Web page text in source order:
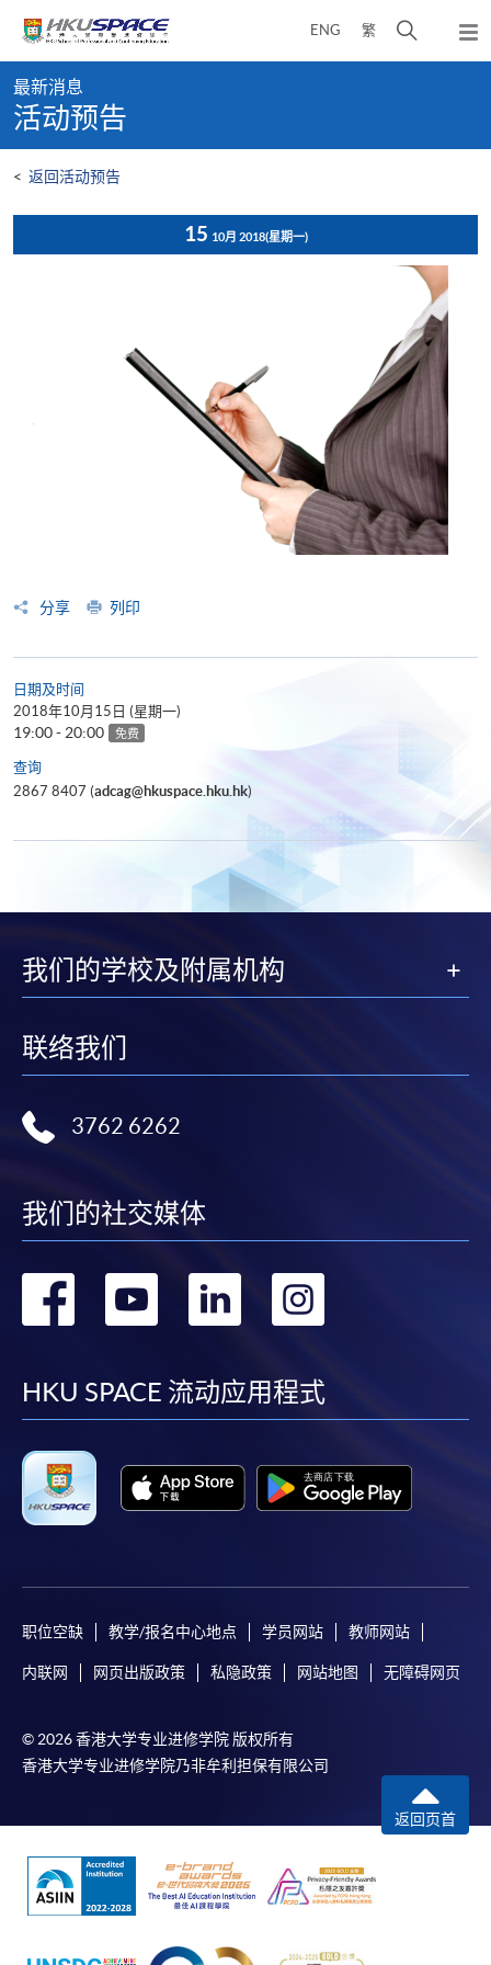
content
ENG 繁
开
弹
出
content
start
最新消息
活动预告
< 返回活动预告
15 10月 2018(星期一)
分享 列印
日期及时间
2018年10月15日 (星期一)
19:00 - 20:00 免费
查询
2867 8407 (adcag@hkuspace.hku.hk)
我们的学校及附属机构
联络我们
3762 6262
我们的社交媒体
转
facebook
转
youtube
转
linkedin
转
HKU SPACE 流动应用程式
职位空缺 教学/报名中心地点 学员网站 教师网站
内联网 网页出版政策 私隐政策 网站地图 无障碍网页
© 2026 香港大学专业进修学院 版权所有
香港大学专业进修学院乃非牟利担保有限公司
返回页首